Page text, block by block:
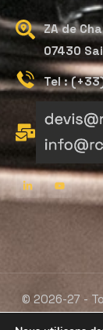
ZA de
07430
Tel :
© 2026-27 -